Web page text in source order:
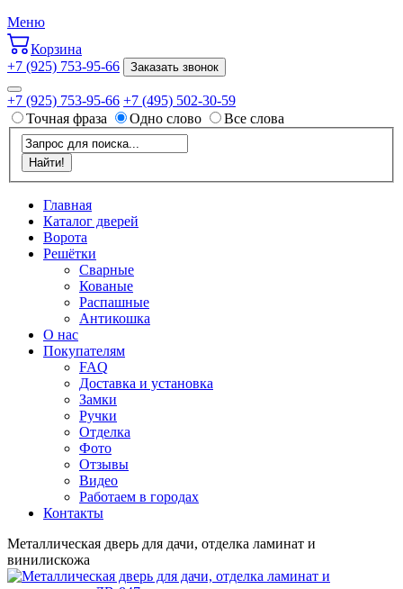
Меню
Корзина
+7 (925) 753-95-66
Заказать звонок
+7 (925) 753-95-66 +7 (495) 502-30-59
Точная фраза
Одно слово Все слова
Главная
Каталог дверей
Ворота
Решётки
Сварные
Кованые
Распашные
Антикошка
О нас
Покупателям
FAQ
Доставка и установка
Замки
Ручки
Отделка
Фото
Отзывы
Видео
Работаем в городах
Контакты
Металлическая дверь для дачи, отделка ламинат и
винилискожа